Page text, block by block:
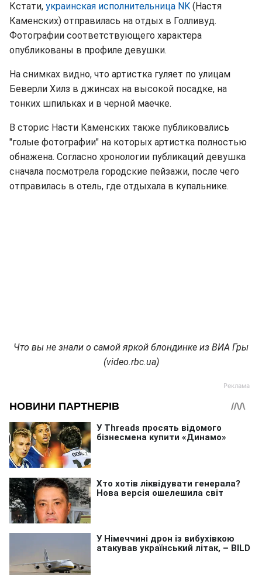
Кстати, украинская исполнительница NK (Настя
Каменских) отправилась на отдых в Голливуд.
Фотографии соответствующего характера
опубликованы в профиле девушки.
На снимках видно, что артистка гуляет по улицам
Беверли Хилз в джинсах на высокой посадке, на
тонких шпильках и в черной маечке.
В сторис Насти Каменских также публиковались
"голые фотографии" на которых артистка полностью
обнажена. Согласно хронологии публикаций девушка
сначала посмотрела городские пейзажи, после чего
отправилась в отель, где отдыхала в купальнике.
Что вы не знали о самой яркой блондинке из ВИА Гры
(video.rbc.ua)